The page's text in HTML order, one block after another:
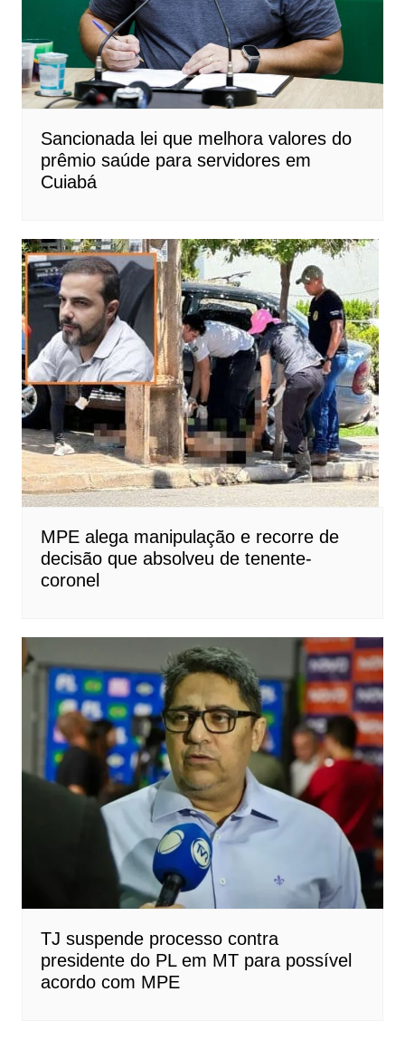
Sancionada lei que melhora valores do
prêmio saúde para servidores em
Cuiabá
MPE alega manipulação e recorre de
decisão que absolveu de tenente-
coronel
TJ suspende processo contra
presidente do PL em MT para possível
acordo com MPE